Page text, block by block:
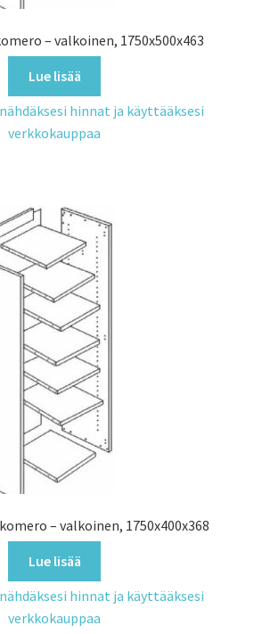
– valkoinen, 1750x500x463
Lue lisää
hinnat ja käyttääksesi
verkkokauppaa
– valkoinen, 1750x400x368
Lue lisää
hinnat ja käyttääksesi
verkkokauppaa